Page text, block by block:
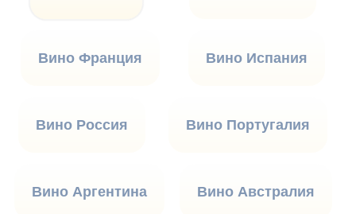
Вино Франция Вино Испания
Вино Россия Вино Португалия
Вино Аргентина Вино Австралия